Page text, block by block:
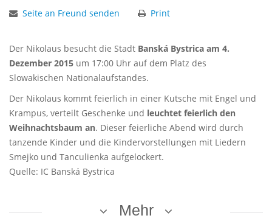
Seite an Freund senden Print
Der Nikolaus besucht die Stadt Banská Bystrica am 4.
Dezember 2015 um 17:00 Uhr auf dem Platz des
Slowakischen Nationalaufstandes.
Der Nikolaus kommt feierlich in einer Kutsche mit Engel und
Krampus, verteilt Geschenke und leuchtet feierlich den
Weihnachtsbaum an. Dieser feierliche Abend wird durch
tanzende Kinder und die Kindervorstellungen mit Liedern
Smejko und Tanculienka aufgelockert.
Quelle: IC Banská Bystrica
Mehr